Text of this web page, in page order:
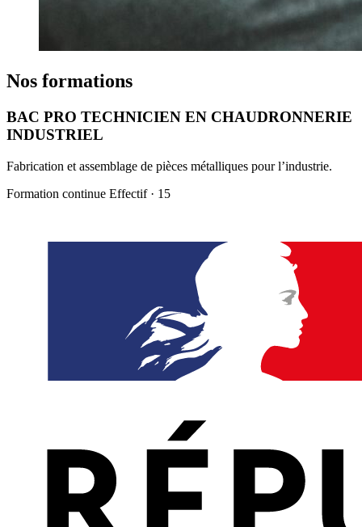
Nos formations
BAC PRO TECHNICIEN EN CHAUDRONNERIE
INDUSTRIEL
Fabrication et assemblage de pièces métalliques pour l’industrie.
Formation continue Effectif · 15